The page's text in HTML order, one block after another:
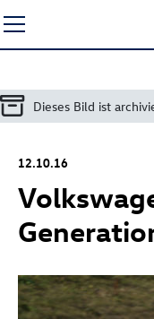
Seiteninhalt
springen
Dieses Bild ist
12.10.16